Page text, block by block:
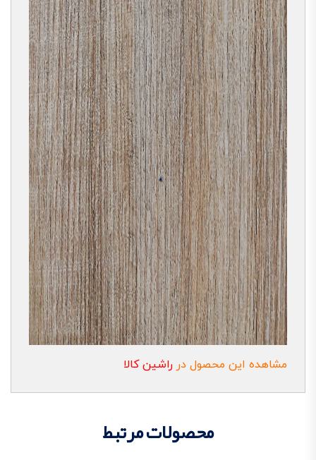
مشاهده این محصول در راشین کالا
محصولات مرتبط